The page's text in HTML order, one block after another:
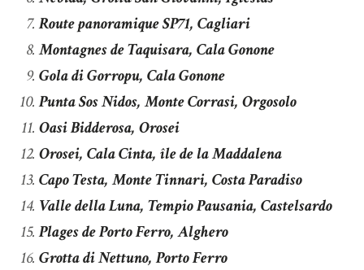
Route panoramique SP71, Cagliari
Montagnes de Taquisara, Cala Gonone
Gola di Gorropu, Cala Gonone
Punta Sos Nidos, Monte Corrasi, Orgosolo
Oasi Bidderosa, Orosei
Orosei, Cala Cinta, île de la Maddalena
Capo Testa, Monte Tinnari, Costa Paradiso
Valle della Luna, Tempio Pausania, Castelsardo
Plages de Porto Ferro, Alghero
Grotta di Nettuno, Porto Ferro